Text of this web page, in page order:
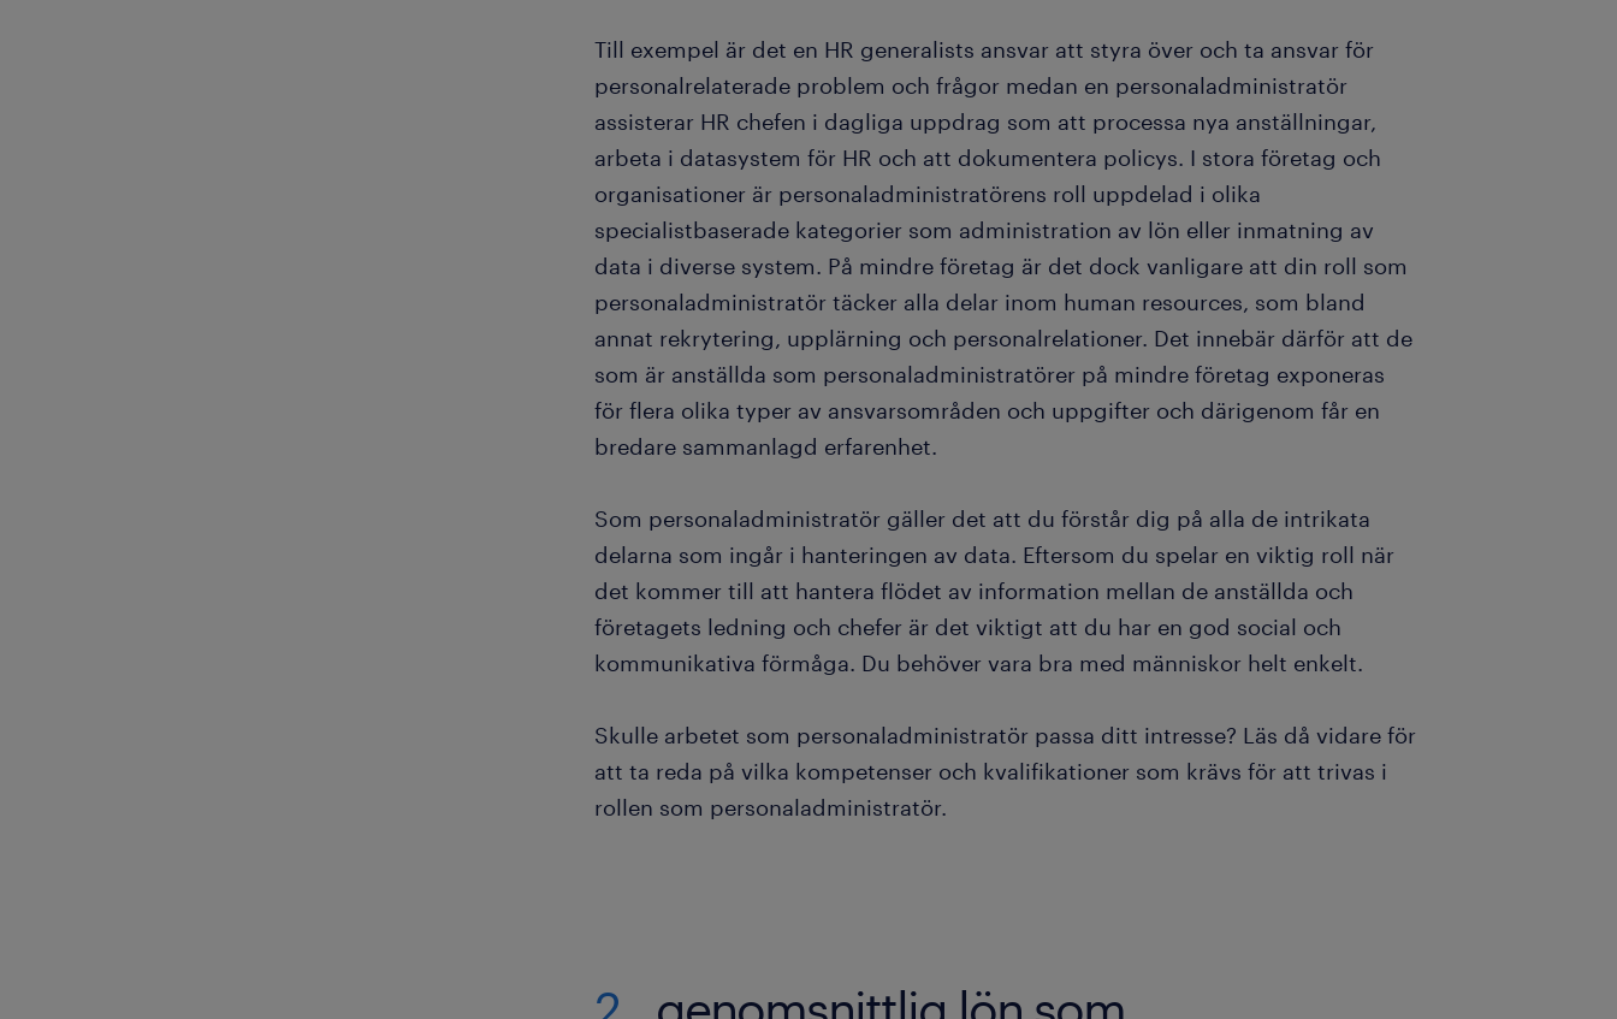
Till exempel är det en HR generalists ansvar att styra över och ta ansvar för
personalrelaterade problem och frågor medan en personaladministratör
assisterar HR chefen i dagliga uppdrag som att processa nya anställningar,
arbeta i datasystem för HR och att dokumentera policys. I stora företag och
organisationer är personaladministratörens roll uppdelad i olika
specialistbaserade kategorier som administration av lön eller inmatning av
data i diverse system. På mindre företag är det dock vanligare att din roll som
personaladministratör täcker alla delar inom human resources, som bland
annat rekrytering, upplärning och personalrelationer. Det innebär därför att de
som är anställda som personaladministratörer på mindre företag exponeras
för flera olika typer av ansvarsområden och uppgifter och därigenom får en
bredare sammanlagd erfarenhet.
Som personaladministratör gäller det att du förstår dig på alla de intrikata
delarna som ingår i hanteringen av data. Eftersom du spelar en viktig roll när
det kommer till att hantera flödet av information mellan de anställda och
företagets ledning och chefer är det viktigt att du har en god social och
kommunikativa förmåga. Du behöver vara bra med människor helt enkelt.
Skulle arbetet som personaladministratör passa ditt intresse? Läs då vidare för
att ta reda på vilka kompetenser och kvalifikationer som krävs för att trivas i
rollen som personaladministratör.